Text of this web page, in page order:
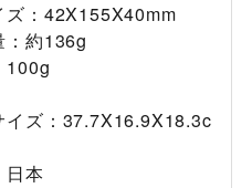
ズ：42X155X40mm
：約136g
100g
イズ：37.7X16.9X18.3c
日本